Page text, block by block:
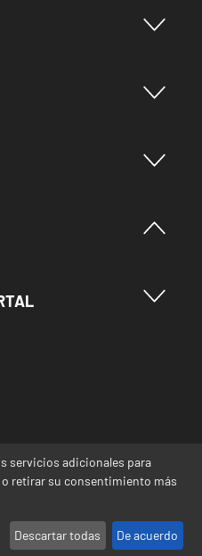
Portal
sitio web desde el
se realizan de forma
contener errores o
servicios adicionales para
retirar su consentimiento más
Descartar todas De acuerdo